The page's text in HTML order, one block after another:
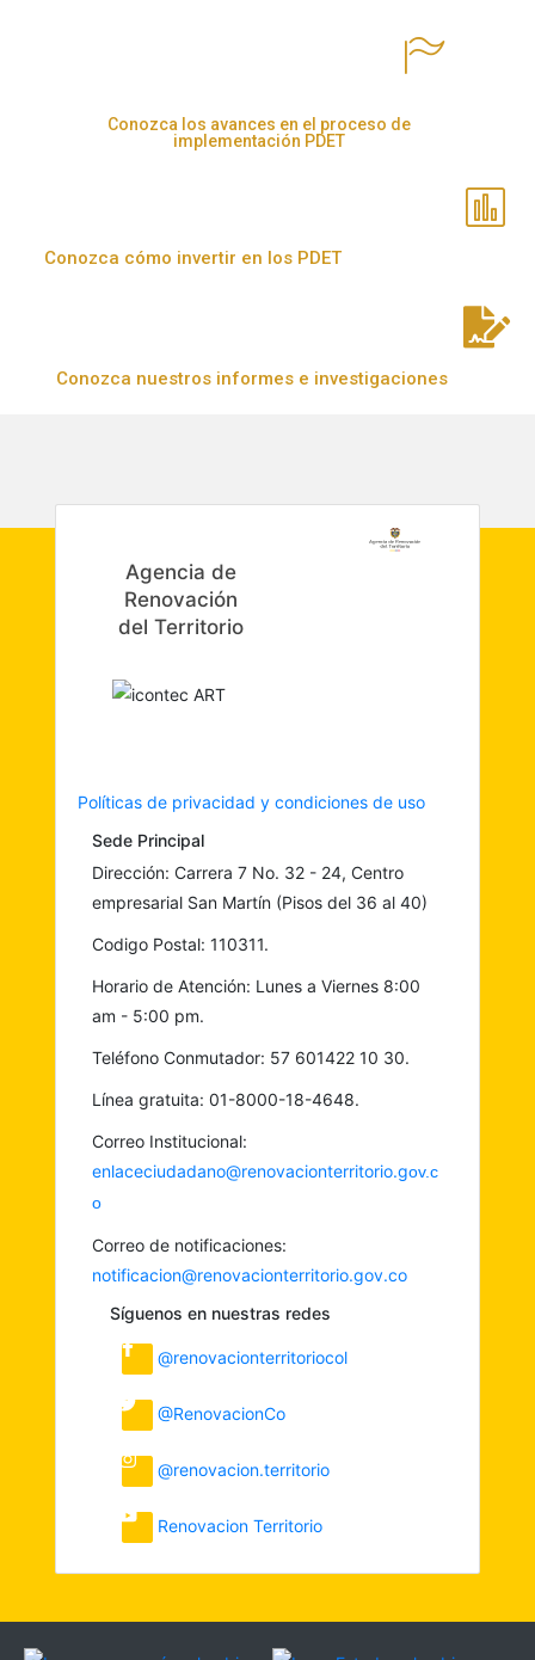
Conozca los avances en el proceso de
implementación PDET
Conozca cómo invertir en los PDET
Conozca nuestros informes e investigaciones
Agencia de
Renovación
del Territorio
Sede Principal
Dirección: Carrera 7 No. 32 - 24, Centro
empresarial San Martín (Pisos del 36 al 40)
Codigo Postal: 110311.
Horario de Atención: Lunes a Viernes 8:00
am - 5:00 pm.
Teléfono Conmutador: 57 601422 10 30.
Línea gratuita: 01-8000-18-4648.
Correo Institucional:
enlaceciudadano@renovacionterritorio.gov.c
o
Correo de notificaciones:
notificacion@renovacionterritorio.gov.co
Síguenos en nuestras redes
@renovacionterritoriocol
@RenovacionCo
@renovacion.territorio
Renovacion Territorio
Políticas de privacidad y condiciones de uso